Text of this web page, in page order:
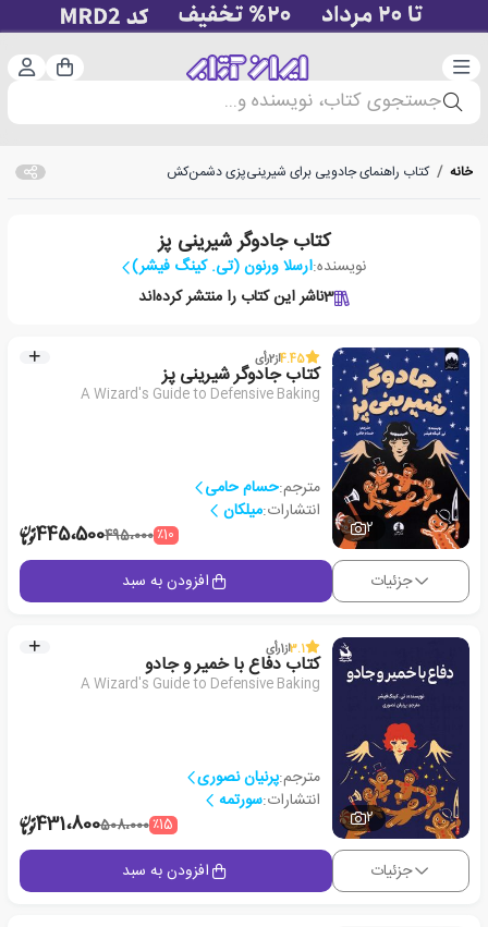
دسته‌بندی سبد
جستجوی کتاب، نویسنده و...
خانه / کتاب راهنمای جادویی برای شیرینی‌پزی دشمن‌کش
کتاب جادوگر شیرینی پز
نویسنده:ارسلا ورنون (تی. کینگ فیشر)
3ناشر این کتاب را منتشر کرده‌اند
2
4.45از2رأی
کتاب جادوگر شیرینی پز
A Wizard's Guide to Defensive Baking
مترجم:حسام حامی
انتشارات:میلکان
٪10495،000445،500
جزئیات افزودن به سبد
2
3.1از1رأی
کتاب دفاع با خمیر و جادو
A Wizard's Guide to Defensive Baking
مترجم:پرنیان نصوری
انتشارات:سورتمه
٪15508،000431،800
جزئیات افزودن به سبد